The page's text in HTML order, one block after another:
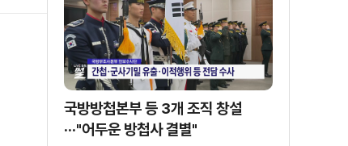
국방방첩본부 등 3개 조직 창설
···"어두운 방첩사 결별"